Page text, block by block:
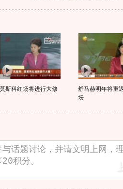
莫斯科红场将进行大修
舒马赫明年将重
坛